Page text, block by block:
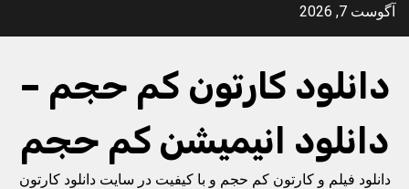
Skipآگوست 7, 2026
دانلود کارتون کم حجم –
دانلود انیمیشن کم حجم
دانلود فیلم و کارتون کم حجم و با کیفیت در سایت دانلود کارتون